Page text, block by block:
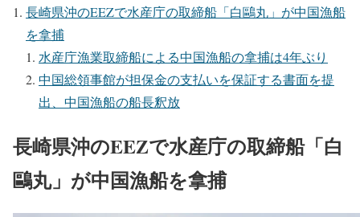
長崎県沖のEEZで水産庁の取締船「白鷗丸」が中国漁船
を拿捕
水産庁漁業取締船による中国漁船の拿捕は4年ぶり
中国総領事館が担保金の支払いを保証する書面を提
出、中国漁船の船長釈放
長崎県沖のEEZで水産庁の取締船「白
鷗丸」が中国漁船を拿捕